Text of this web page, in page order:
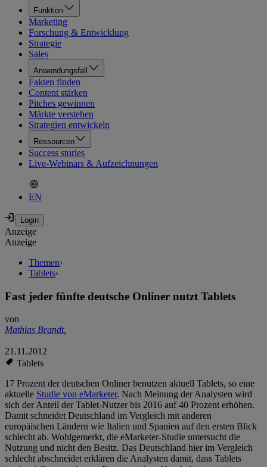
Funktion
Marketing
Forschung & Entwicklung
Strategie
Sales
Anwendungsfall
Fakten finden
Content stärken
Pitches gewinnen
Märkte verstehen
Strategien entwickeln
Ressourcen
Success stories
Live-Webinars & Aufzeichnungen
EN
Anzeige
Anzeige
Themen›
Tablets›
Fast jeder fünfte deutsche Onliner nutzt Tablets
von
Mathias Brandt,
21.11.2012
Tablets
17 Prozent der deutschen Onliner benutzen aktuell Tablets, so eine
aktuelle Studie von eMarketer. Nach Meinung der Analysten wird
sich der Anteil der Tablet-Nutzer bis 2016 auf 40 Prozent erhöhen.
Damit schneidet Deutschland im Vergleich mit anderen
europäischen Ländern wie Italien und Spanien auf den ersten Blick
schlecht ab. Wohlgemerkt, die eMarketer-Studie untersucht die
Nutzung und nicht den Besitz. Das Deutschland hier im Vergleich
schlecht abschneidet erklären die Analysten damit, dass Tablets